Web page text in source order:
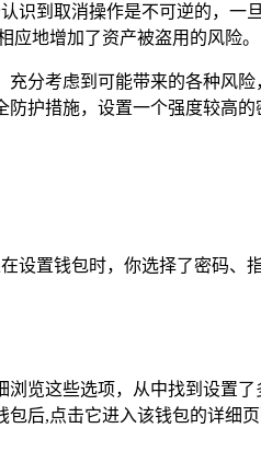
识到取消操作是不可逆的，
地增加了资产被盗用的风险。
分考虑到可能带来的各种风
护措施，设置一个强度较高
设置钱包时，你选择了密码
览这些选项，从中找到设置
后,点击它进入该钱包的详细页